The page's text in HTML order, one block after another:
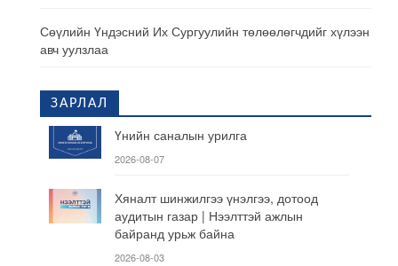
Сөүлийн Үндэсний Их Сургуулийн төлөөлөгчдийг хүлээн
авч уулзлаа
ЗАРЛАЛ
Үнийн саналын урилга
2026-08-07
Хяналт шинжилгээ үнэлгээ, дотоод
аудитын газар | Нээлттэй ажлын
байранд урьж байна
2026-08-03